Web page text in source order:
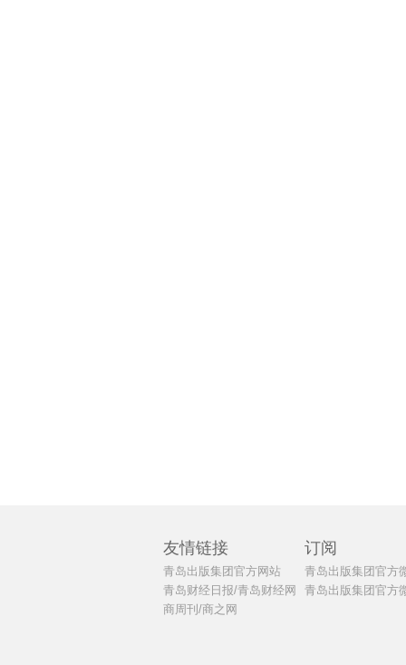
友情链接
青岛出版集团官方网站
青岛财经日报/青岛财经网
商周刊/商之网
订阅
青岛出版集团官方
青岛出版集团官方